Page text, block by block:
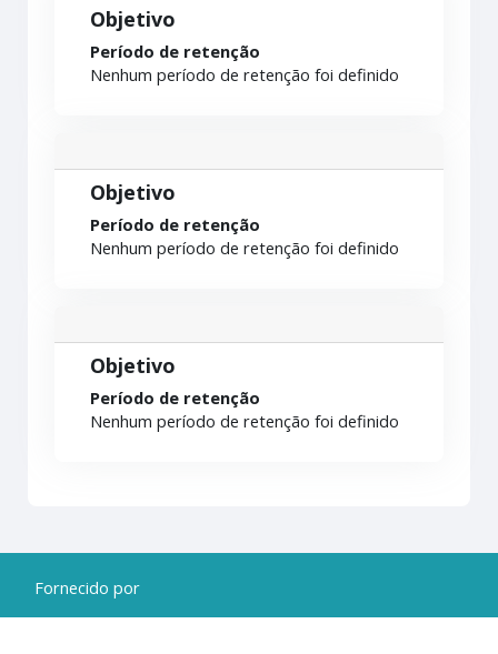
Objetivo
Período de retenção
Nenhum período de retenção foi definido
Objetivo
Período de retenção
Nenhum período de retenção foi definido
Objetivo
Período de retenção
Nenhum período de retenção foi definido
Fornecido por